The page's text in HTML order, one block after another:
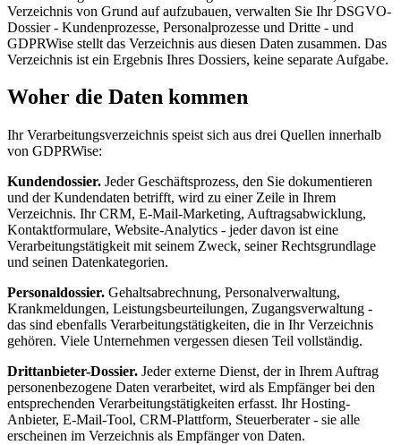
Verzeichnis von Grund auf aufzubauen, verwalten Sie Ihr DSGVO-
Dossier - Kundenprozesse, Personalprozesse und Dritte - und
GDPRWise stellt das Verzeichnis aus diesen Daten zusammen. Das
Verzeichnis ist ein Ergebnis Ihres Dossiers, keine separate Aufgabe.
Woher die Daten kommen
Ihr Verarbeitungsverzeichnis speist sich aus drei Quellen innerhalb
von GDPRWise:
Kundendossier. Jeder Geschäftsprozess, den Sie dokumentieren
und der Kundendaten betrifft, wird zu einer Zeile in Ihrem
Verzeichnis. Ihr CRM, E-Mail-Marketing, Auftragsabwicklung,
Kontaktformulare, Website-Analytics - jeder davon ist eine
Verarbeitungstätigkeit mit seinem Zweck, seiner Rechtsgrundlage
und seinen Datenkategorien.
Personaldossier. Gehaltsabrechnung, Personalverwaltung,
Krankmeldungen, Leistungsbeurteilungen, Zugangsverwaltung -
das sind ebenfalls Verarbeitungstätigkeiten, die in Ihr Verzeichnis
gehören. Viele Unternehmen vergessen diesen Teil vollständig.
Drittanbieter-Dossier. Jeder externe Dienst, der in Ihrem Auftrag
personenbezogene Daten verarbeitet, wird als Empfänger bei den
entsprechenden Verarbeitungstätigkeiten erfasst. Ihr Hosting-
Anbieter, E-Mail-Tool, CRM-Plattform, Steuerberater - sie alle
erscheinen im Verzeichnis als Empfänger von Daten.